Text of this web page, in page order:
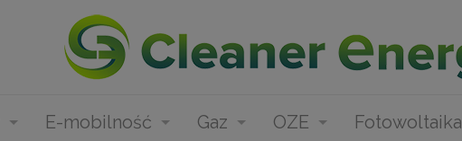
E-mobilność Gaz OZE Fotowoltaika